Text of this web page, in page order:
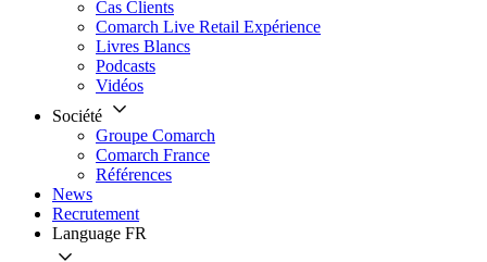
Cas Clients
Comarch Live Retail Expérience
Livres Blancs
Podcasts
Vidéos
Société
Groupe Comarch
Comarch France
Références
News
Recrutement
Language FR